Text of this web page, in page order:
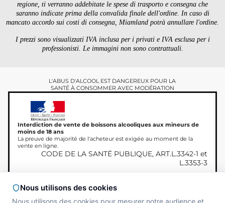
regione, ti verranno addebitate le spese di trasporto e consegna che
saranno indicate prima della convalida finale dell'ordine. In caso di
mancato accordo sui costi di consegna, Miamland potrà annullare l'ordine.
I prezzi sono visualizzati IVA inclusa per i privati ​​e IVA esclusa per i
professionisti. Le immagini non sono contrattuali.
L'ABUS D'ALCOOL EST DANGEREUX POUR LA
SANTÉ À CONSOMMER AVEC MODÉRATION
Interdiction de vente de boissons alcooliques aux mineurs de
moins de 18 ans
La preuve de majorité de l'acheteur est exigée au moment de la
vente en ligne.
CODE DE LA SANTÉ PUBLIQUE, ART.L.3342-1 et
L.3353-3
Nous utilisons des cookies
Nous utilisons des cookies pour mesurer notre audience et